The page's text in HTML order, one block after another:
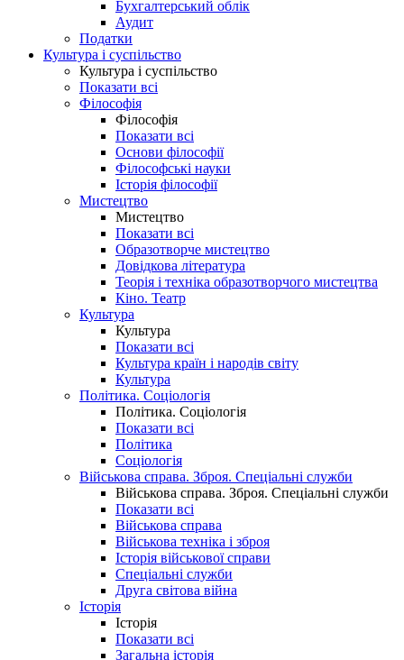
Бухгалтерський облік
Аудит
Податки
Культура і суспільство
Культура і суспільство
Показати всі
Філософія
Філософія
Показати всі
Основи філософії
Філософські науки
Історія філософії
Мистецтво
Мистецтво
Показати всі
Образотворче мистецтво
Довідкова література
Теорія і техніка образотворчого мистецтва
Кіно. Театр
Культура
Культура
Показати всі
Культура країн і народів світу
Культура
Політика. Соціологія
Політика. Соціологія
Показати всі
Політика
Соціологія
Військова справа. Зброя. Спеціальні служби
Військова справа. Зброя. Спеціальні служби
Показати всі
Військова справа
Військова техніка і зброя
Історія військової справи
Спеціальні служби
Друга світова війна
Історія
Історія
Показати всі
Загальна історія